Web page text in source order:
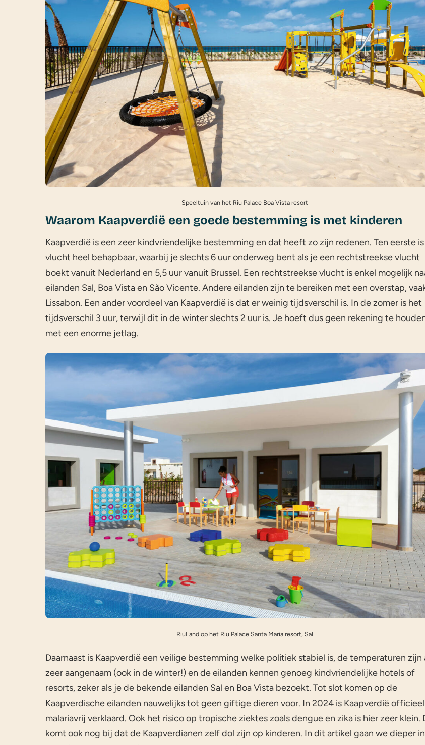
Speeltuin van het Riu Palace Boa Vista resort
Waarom Kaapverdië een goede bestemming is met kinderen
Kaapverdië is een zeer kindvriendelijke bestemming en dat heeft zo zijn redenen. Ten eerste
vlucht heel behapbaar, waarbij je slechts 6 uur onderweg bent als je een rechtstreekse vlucht
boekt vanuit Nederland en 5,5 uur vanuit Brussel. Een rechtstreekse vlucht is enkel mogelijk
eilanden Sal, Boa Vista en São Vicente. Andere eilanden zijn te bereiken met een overstap,
Lissabon. Een ander voordeel van Kaapverdië is dat er weinig tijdsverschil is. In de zomer is het
tijdsverschil 3 uur, terwijl dit in de winter slechts 2 uur is. Je hoeft dus geen rekening te
met een enorme jetlag.
RiuLand op het Riu Palace Santa Maria resort, Sal
Daarnaast is Kaapverdië een veilige bestemming welke politiek stabiel is, de temperaturen zijn
zeer aangenaam (ook in de winter!) en de eilanden kennen genoeg kindvriendelijke hotels of
resorts, zeker als je de bekende eilanden Sal en Boa Vista bezoekt. Tot slot komen op de
Kaapverdische eilanden nauwelijks tot geen giftige dieren voor. In 2024 is Kaapverdië officieel
malariavrij verklaard. Ook het risico op tropische ziektes zoals dengue en zika is hier zeer klein.
komt ook nog bij dat de Kaapverdianen zelf dol zijn op kinderen. In dit artikel gaan we dieper